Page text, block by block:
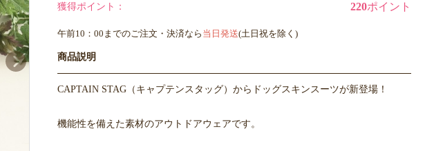
獲得ポイント： 220ポイント
午前10：00までのご注文・決済なら 当日発送(土日祝を除く)
商品説明
CAPTAIN STAG（キャプテンスタッグ）からドッグスキンスーツが新登場！
機能性を備えた素材のアウトドアウェアです。